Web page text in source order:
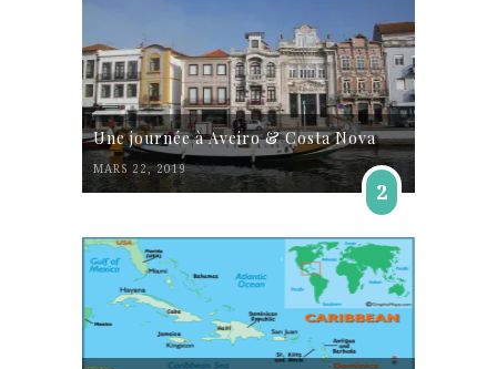
Une journée à Aveiro & Costa Nova
MARS 22, 2019
2